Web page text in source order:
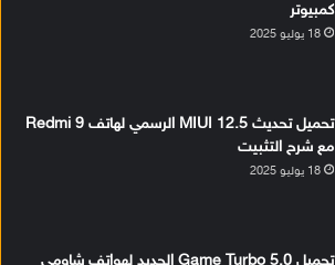
كمبيوتر
18 يوليو 2025
تحميل تحديث MIUI 12.5 الرسمي لهاتف Redmi 9
مع شرح التثبيت
18 يوليو 2025